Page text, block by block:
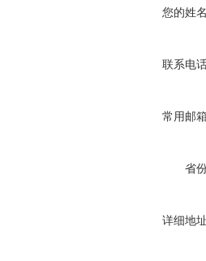
您的姓名
联系电话
常用邮箱
省
详细地址